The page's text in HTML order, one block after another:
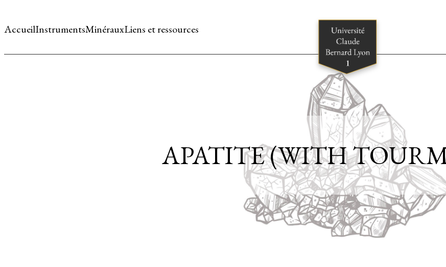
AccueilInstrumentsMinérauxLiens et ressources
APATITE (WITH